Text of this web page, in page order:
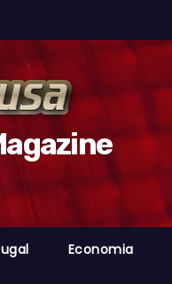
Economia